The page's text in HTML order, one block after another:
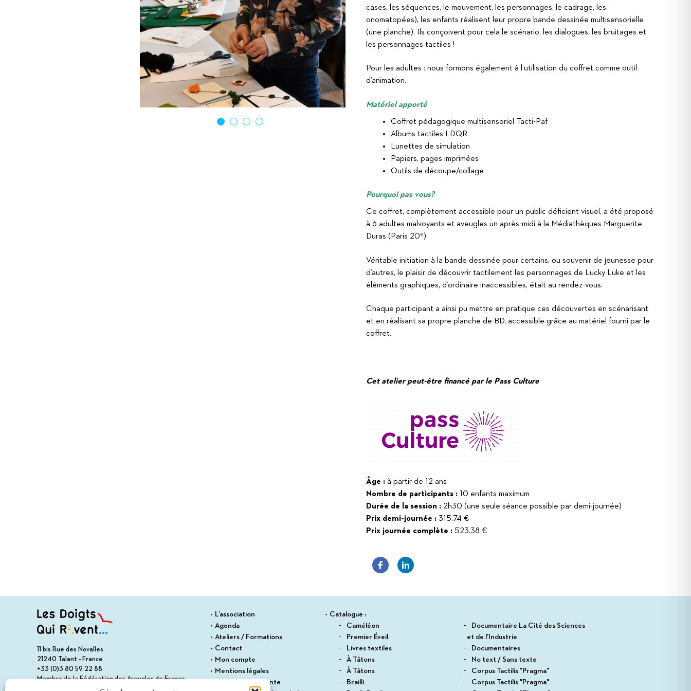
cases, les séquences, le mouvement, les personnages, le cadrage, les
onomatopées), les enfants réalisent leur propre bande dessinée multisensorielle
(une planche). Ils conçoivent pour cela le scénario, les dialogues, les bruitages et
les personnages tactiles !
Pour les adultes : nous formons également à l’utilisation du coffret comme outil
d’animation.
Matériel apporté
Coffret pédagogique multisensoriel Tacti-Paf
Albums tactiles LDQR
Lunettes de simulation
Papiers, pages imprimées
Outils de découpe/collage
Pourquoi pas vous?
Ce coffret, complètement accessible pour un public déficient visuel, a été proposé
à 6 adultes malvoyants et aveugles un après-midi à la Médiathèques Marguerite
Duras (Paris 20e).
Véritable initiation à la bande dessinée pour certains, ou souvenir de jeunesse pour
d’autres, le plaisir de découvrir tactilement les personnages de Lucky Luke et les
éléments graphiques, d’ordinaire inaccessibles, était au rendez-vous.
Chaque participant a ainsi pu mettre en pratique ces découvertes en scénarisant
et en réalisant sa propre planche de BD, accessible grâce au matériel fourni par le
coffret.
Cet atelier peut-être financé par le Pass Culture
Âge : à partir de 12 ans
Nombre de participants : 10 enfants maximum
Durée de la session : 2h30 (une seule séance possible par demi-journée)
Prix demi-journée : 315.74 €
Prix journée complète : 523.38 €
11 bis Rue des Novalles
21240 Talant - France
+33 (0)3 80 59 22 88
Membre de la Fédération des Aveugles de France
Membre du collectif Les Éditeurs Atypiques
L’association
Agenda
Ateliers / Formations
Contact
Mon compte
Mentions légales
Conditions de vente
Catalogue :
Caméléon
Premier Éveil
Livres textiles
À Tâtons
À Tâtons
Brailli
Documentaire La Cité des Sciences
et de l'Industrie
Documentaires
No text / Sans texte
Corpus Tactilis "Pragma"
Corpus Tactilis "Pragma"